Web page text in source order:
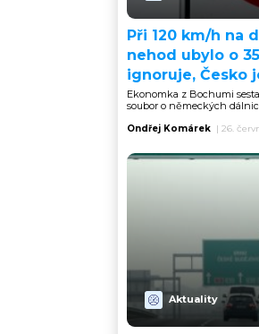
Při 120 km/h na
nehod ubylo o
ignoruje, Česko
Ekonomka z Bochumi
soubor o německých
Ondřej Komárek | 26.
Aktuality